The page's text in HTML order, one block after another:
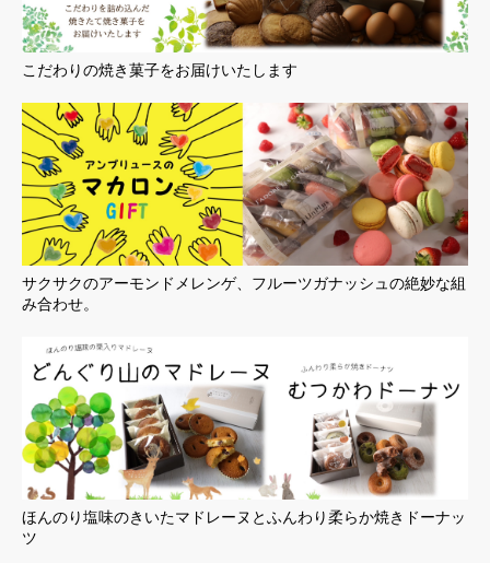
こだわりの焼き菓子をお届けいたします
サクサクのアーモンドメレンゲ、フルーツガナッシュの絶妙な組
み合わせ。
ほんのり塩味のきいたマドレーヌとふんわり柔らか焼きドーナッ
ツ